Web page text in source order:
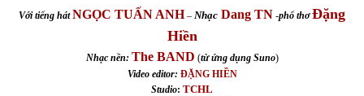
Với tiếng hátNGỌC TUẤN ANH – Nhạc Dang TN -phổ thơ Đặng
Hiền
Nhạc nền: The BAND (từ ứng dụng Suno)
Video editor: ĐẶNG HIỀN
Studio: TCHL